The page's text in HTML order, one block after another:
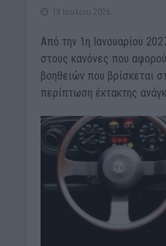
13 Ιουλίου 2026
Από την 1η Ιανουαρίου
στους κανόνες που
βοηθειών που βρίσκεται
περίπτωση έκτακτης